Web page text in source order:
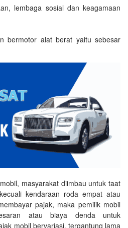
lembaga sosial dan keagamaan
bermotor alat berat yaitu sebesar
masyarakat diimbau untuk taat
kendaraan roda empat atau
pajak, maka pemilik mobil
atau biaya denda untuk
mobil bervariasi, tergantung lama